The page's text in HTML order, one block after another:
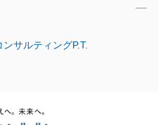
サルティングP.T.